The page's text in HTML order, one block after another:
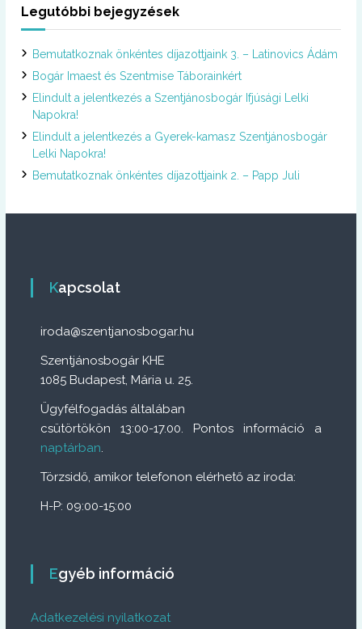
g
y
z
é
s
n
v
e
s
:
Legutóbbi bejegyzések
Bemutatkoznak önkéntes díjazottjaink 3. – Latinovics Ádám
Bogár Imaest és Szentmise Táborainkért
Elindult a jelentkezés a Szentjánosbogár Ifjúsági Lelki
Napokra!
Elindult a jelentkezés a Gyerek-kamasz Szentjánosbogár
Lelki Napokra!
Bemutatkoznak önkéntes díjazottjaink 2. – Papp Juli
Kapcsolat
iroda@szentjanosbogar.hu
Szentjánosbogár KHE
1085 Budapest, Mária u. 25.
Ügyfélfogadás általában
csütörtökön 13:00-17.00. Pontos információ a
naptárban.
Törzsidő, amikor telefonon elérhető az iroda:
H-P: 09:00-15:00
Egyéb információ
Adatkezelési nyilatkozat